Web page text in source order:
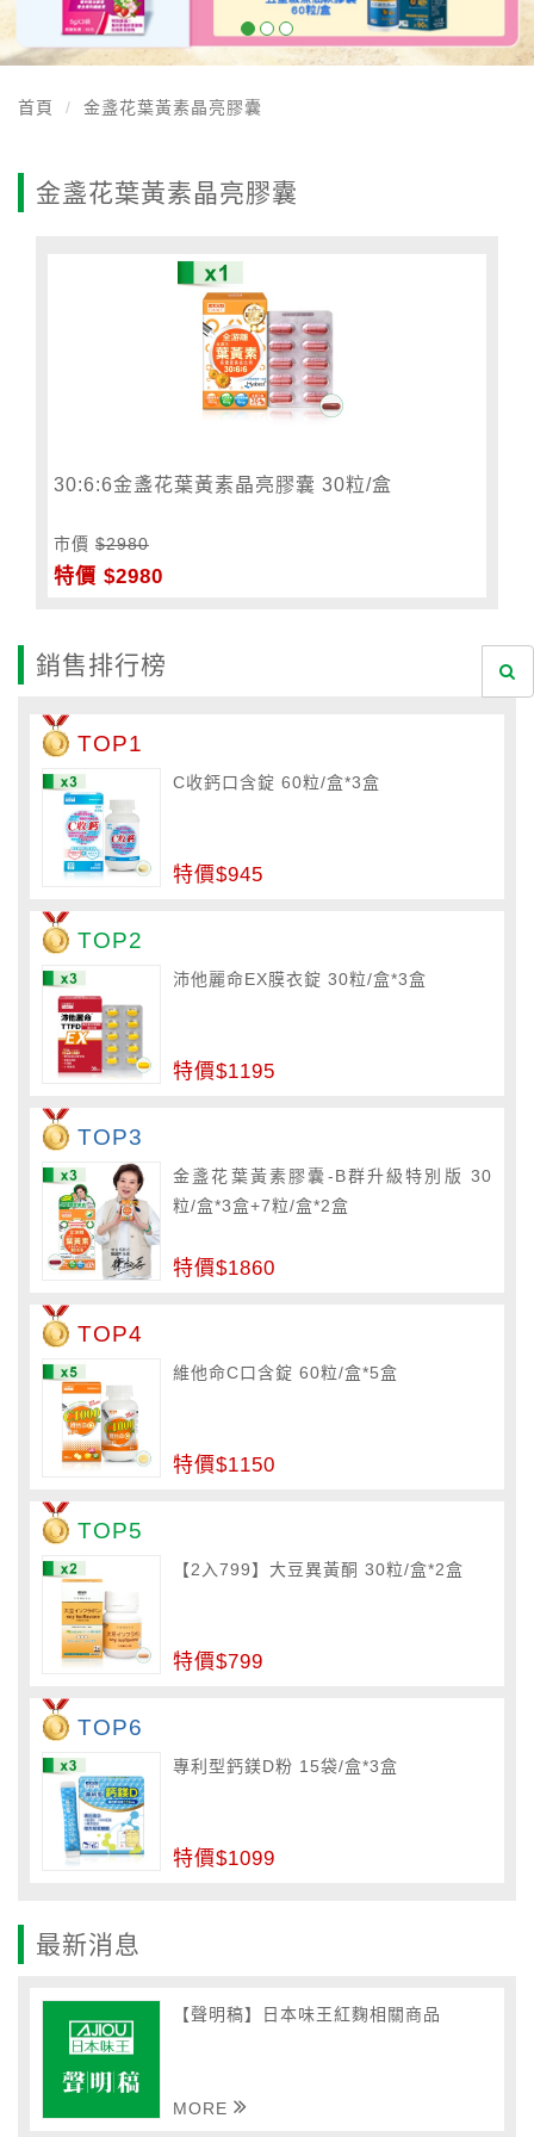
首頁 金盞花葉黃素晶亮膠囊
金盞花葉黃素晶亮膠囊
30:6:6金盞花葉黃素晶亮膠囊 30粒/盒
市價 $2980
特價 $2980
銷售排行榜
TOP1
C收鈣口含錠 60粒/盒*3盒
特價$945
TOP2
沛他麗命EX膜衣錠 30粒/盒*3盒
特價$1195
TOP3
金盞花葉黃素膠囊-B群升級特別版 30
粒/盒*3盒+7粒/盒*2盒
特價$1860
TOP4
維他命C口含錠 60粒/盒*5盒
特價$1150
TOP5
【2入799】大豆異黃酮 30粒/盒*2盒
特價$799
TOP6
專利型鈣鎂D粉 15袋/盒*3盒
特價$1099
最新消息
【聲明稿】日本味王紅麴相關商品
MORE